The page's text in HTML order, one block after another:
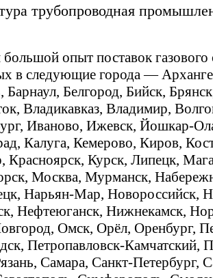
трубопроводная
опыт поставок газового
в следующие города —
Барнаул, Белгород, Бийск,
Владикавказ, Владимир,
Иваново, Ижевск, Йошкар-
Калуга, Кемерово, Киров,
Красноярск, Курск, Липецк,
Москва, Мурманск,
Нарьян-Мар, Новороссийск,
Нефтеюганск, Нижнекамск,
Омск, Орёл, Оренбург,
Петропавловск-Камчатский,
Самара, Санкт-Петербург,